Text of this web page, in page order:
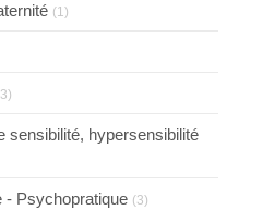
(1)
sensibilité, hypersensibilité
- Psychopratique (3)